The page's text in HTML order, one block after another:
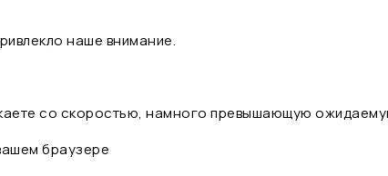
наше внимание.
со скоростью, намного превышающую
браузере